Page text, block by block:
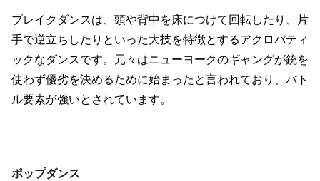
ブレイクダンスは、頭や背中を床につけて回転したり、片
手で逆立ちしたりといった大技を特徴とするアクロバティ
ックなダンスです。元々はニューヨークのギャングが銃を
使わず優劣を決めるために始まったと言われており、バト
ル要素が強いとされています。
ポップダンス